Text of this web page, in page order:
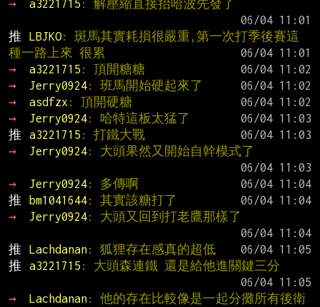
→
a3221715 : 解壓縮直接抬哈波先發了
推
LBJKO: 斑馬其實耗損很嚴重,第一次打季後賽這
種一路上來 很累
→
a3221715 : 頂開糖糖
→
Jerry0924: 班馬開始硬起來了
→
asdfzx : 頂開硬糖
→
Jerry0924: 哈特這板太猛了
推
a3221715 : 打鐵大戰
→
Jerry0924: 大頭果然又開始自幹模式了
→
Jerry0924: 多傳啊
推
bm1041644: 其實該糖打了
→
Jerry0924: 大頭又回到打老鷹那樣了
推
Lachdanan: 狐狸存在感真的超低
推
a3221715 : 大頭森連鐵 還是給他進關鍵三分
→
Lachdanan: 他的存在比較像是一起分攤所有後衛